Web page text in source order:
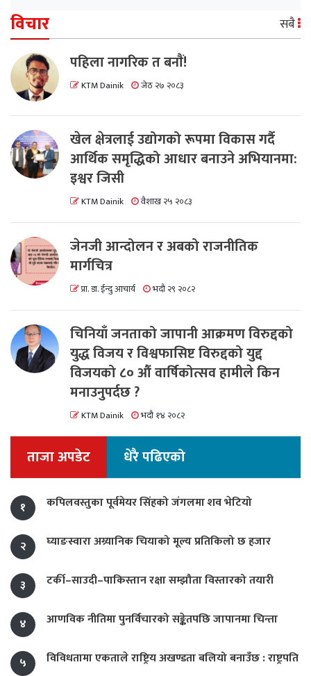
विचार सबै
पहिला नागरिक त बनाैं!
KTM Dainik जेठ २७ २०८३
खेल क्षेत्रलाई उद्योगको रूपमा विकास गर्दै
आर्थिक समृद्धिको आधार बनाउने अभियानमा:
इश्वर जिसी
KTM Dainik वैशाख २५ २०८३
जेनजी आन्दोलन र अबको राजनीतिक
मार्गचित्र
प्रा. डा. ईन्दु आचार्य भदौ २९ २०८२
चिनियाँ जनताको जापानी आक्रमण विरुद्दको
युद्ध विजय र विश्वफासिष्ट विरुद्दको युद्द
विजयको ८० औं वार्षिकोत्सव हामीले किन
मनाउनुपर्दछ ?
KTM Dainik भदौ १४ २०८२
ताजा अपडेट धेरै पढिएको
१ कपिलवस्तुका पूर्वमेयर सिंहको जंगलमा शव भेटियो
२ घ्याङस्वारा अग्र्यानिक चियाको मूल्य प्रतिकिलो छ हजार
३ टर्की–साउदी–पाकिस्तान रक्षा सम्झौता विस्तारको तयारी
४ आणविक नीतिमा पुनर्विचारको सङ्केतपछि जापानमा चिन्ता
५ विविधतामा एकताले राष्ट्रिय अखण्डता बलियो बनाउँछ : राष्ट्रपति